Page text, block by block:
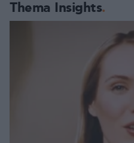
Thema Insights